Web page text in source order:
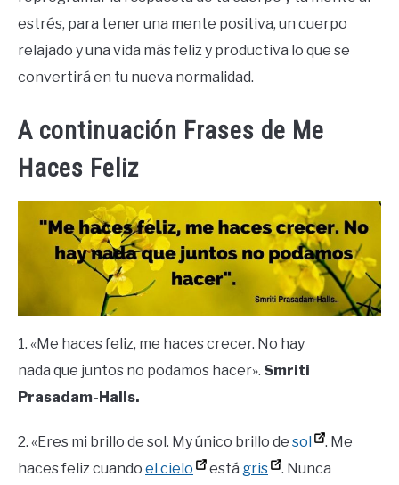
estrés, para tener una mente positiva, un cuerpo
relajado y una vida más feliz y productiva lo que se
convertirá en tu nueva normalidad.
A continuación Frases de Me
Haces Feliz
1. «Me haces feliz, me haces crecer. No hay
nada que juntos no podamos hacer». Smriti
Prasadam-Halls.
2. «Eres mi brillo de sol. My único brillo de sol
. Me
haces feliz cuando el cielo está gris
. Nunca